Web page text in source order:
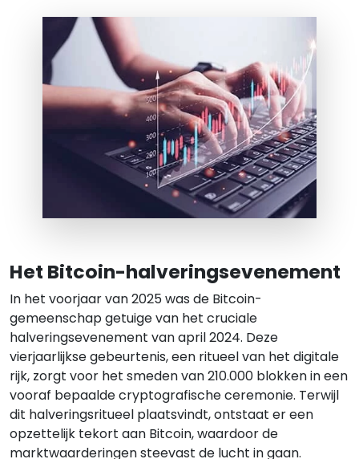
Het Bitcoin-halveringsevenement
In het voorjaar van 2025 was de Bitcoin-
gemeenschap getuige van het cruciale
halveringsevenement van april 2024. Deze
vierjaarlijkse gebeurtenis, een ritueel van het digitale
rijk, zorgt voor het smeden van 210.000 blokken in een
vooraf bepaalde cryptografische ceremonie. Terwijl
dit halveringsritueel plaatsvindt, ontstaat er een
opzettelijk tekort aan Bitcoin, waardoor de
marktwaarderingen steevast de lucht in gaan.